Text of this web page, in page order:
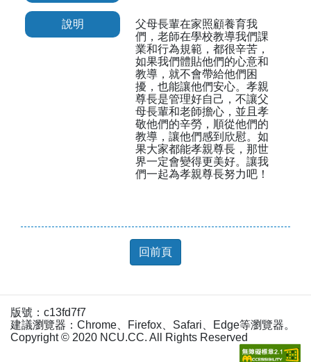
說明
父母長輩在家照顧養育我
們，老師在學校教導我們課
業和行為規範，都很辛苦，
如果我們體貼他們的心意和
教導，就不會帶給他們困
擾，也能讓他們安心。孝親
尊長是管理好自己，不讓父
母長輩和老師擔心，並且孝
敬他們的辛勞，順從他們的
教導，讓他們感到欣慰。如
果大家都能孝親尊長，那世
界一定會變得更美好。讓我
們一起為孝親尊長努力吧！
回前頁
版號：c13fd7f7
建議瀏覽器：Chrome、Firefox、Safari、Edge等瀏覽器。
Copyright © 2020 NCU.CC. All Rights Reserved